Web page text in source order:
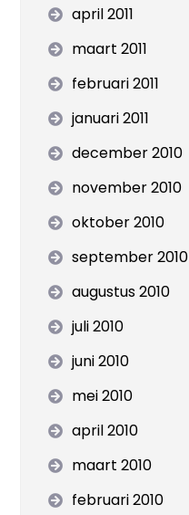
april 2011
maart 2011
februari 2011
januari 2011
december 2010
november 2010
oktober 2010
september 2010
augustus 2010
juli 2010
juni 2010
mei 2010
april 2010
maart 2010
februari 2010